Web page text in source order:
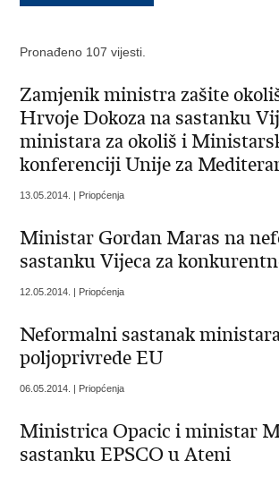
Pronađeno 107 vijesti.
Zamjenik ministra zašite
Hrvoje Dokoza na sastanku
ministara za okoliš i
konferenciji Unije za
13.05.2014. | Priopćenja
Ministar Gordan Maras na
sastanku Vijeca za
12.05.2014. | Priopćenja
Neformalni sastanak
poljoprivrede EU
06.05.2014. | Priopćenja
Ministrica Opacic i ministar
sastanku EPSCO u Ateni